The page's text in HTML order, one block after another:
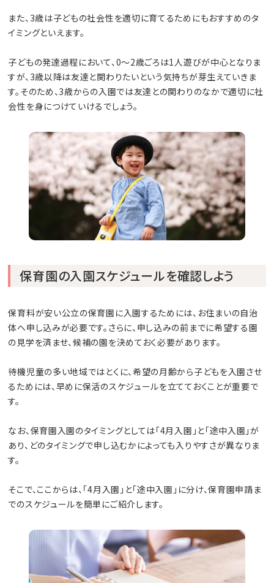
また、3歳は子どもの社会性を適切に育てるためにもおすすめのタ
イミングといえます。
子どもの発達過程において、0～2歳ごろは1人遊びが中心となりま
すが、3歳以降は友達と関わりたいという気持ちが芽生えていきま
す。そのため、3歳からの入園では友達との関わりのなかで適切に社
会性を身につけていけるでしょう。
保育園の入園スケジュールを確認しよう
保育料が安い公立の保育園に入園するためには、お住まいの自治
体へ申し込みが必要です。さらに、申し込みの前までに希望する園
の見学を済ませ、候補の園を決めておく必要があります。
待機児童の多い地域ではとくに、希望の月齢から子どもを入園させ
るためには、早めに保活のスケジュールを立てておくことが重要で
す。
なお、保育園入園のタイミングとしては「4月入園」と「途中入園」が
あり、どのタイミングで申し込むかによっても入りやすさが異なりま
す。
そこで、ここからは、「4月入園」と「途中入園」に分け、保育園申請ま
でのスケジュールを簡単にご紹介します。